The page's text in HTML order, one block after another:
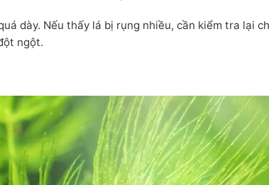
dày. Nếu thấy lá bị rụng nhiều, cần kiểm tra lại
ngột.